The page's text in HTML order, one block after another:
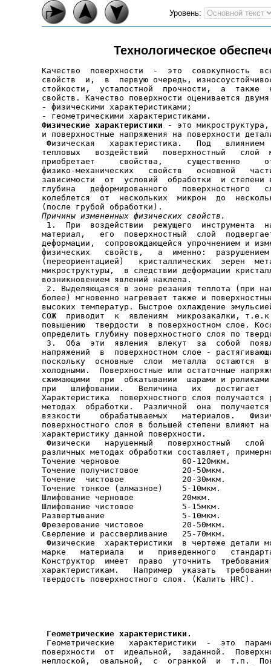
Уровень:
Технологическое
Качество  поверхности  -  это  совокупность
свойств  и,  в  первую очередь,
стойкости,  усталостной  прочности,  а  также
свойств. Качество поверхности оценивается
- физическими характеристиками;
Физические характеристики - это микроструктура,
и поверхностные напряжения на поверхности
Физическая   характеристика.   Под   влиянием
тепловых   воздействий   поверхностный   слой
приобретает     свойства,     существенно
физико-механических   свойств   основной
зависимости  от  условий  обработки  и степени
глубина   деформированного   поверхностного
колеблется  от  нескольких  микрон  до
Причины измененных физических свойств.
1.  При  воздействии  режущего  инструмента
материал,   его  поверхностный  слой
деформации,  сопровождающейся упрочнением и
физических   свойств,   а  именно:
(переориентацией)   кристаллических  зерен
микроструктуры,  в следствии деформации
возникновением явлений наклепа.
2. Выделяющаяся в зоне резания теплота (при
более) мгновенно нагревает также и
высоких температур. Быстрое охлаждение
СОЖ  приводит  к  явлениям  микрозакалки, т.е.к
повышению  твердости  в поверхностном слое.
определить глубину поверхностного слоя по
3.  Оба  эти  явления  влекут  за  собой
напряжений  в  поверхностном слое -
поскольку  основные  слои  металла  остаются  в
холодными.  Поверхностные или остаточные
сжимающими  при  обкатывании  шарами и роликами
при   шлифовании.   Величина   их   достигает
Характеристика  поверхностного слоя получается
методах  обработки.  Различной  она
вязкости    обрабатываемых   материалов.
поверхностного слоя в большей степени влияют на
характеристику данной поверхности.
Физически   нарушенный   поверхностный   слой
различных методах обработки составляет,
Точение черновое             60-120мкм.
Точение получистовое         20-50мкм.
Точение  чистовое            20-30мкм.
Точение тонкое (алмазное)    5-10мкм.
Шлифование черновое          20мкм.
Шлифование чистовое          5-15мкм.
Развертывание                5-10мкм.
Фрезерование чистовое        20-50мкм.
Сверление и рассверливание   25-70мкм.
Физические  характеристики  в чертеже детали
марке   материала   и   приведенного
Конструктор  имеет  право  уточнить
характеристикам.   Например  указать
твердость поверхностного слоя. (Калить HRC).
Геометрические характеристики.
Геометрические   характеристики  -  это
поверхности  от  идеальной,  заданной.
неплоской,  овальной,  с  огранкой  и  т.п.